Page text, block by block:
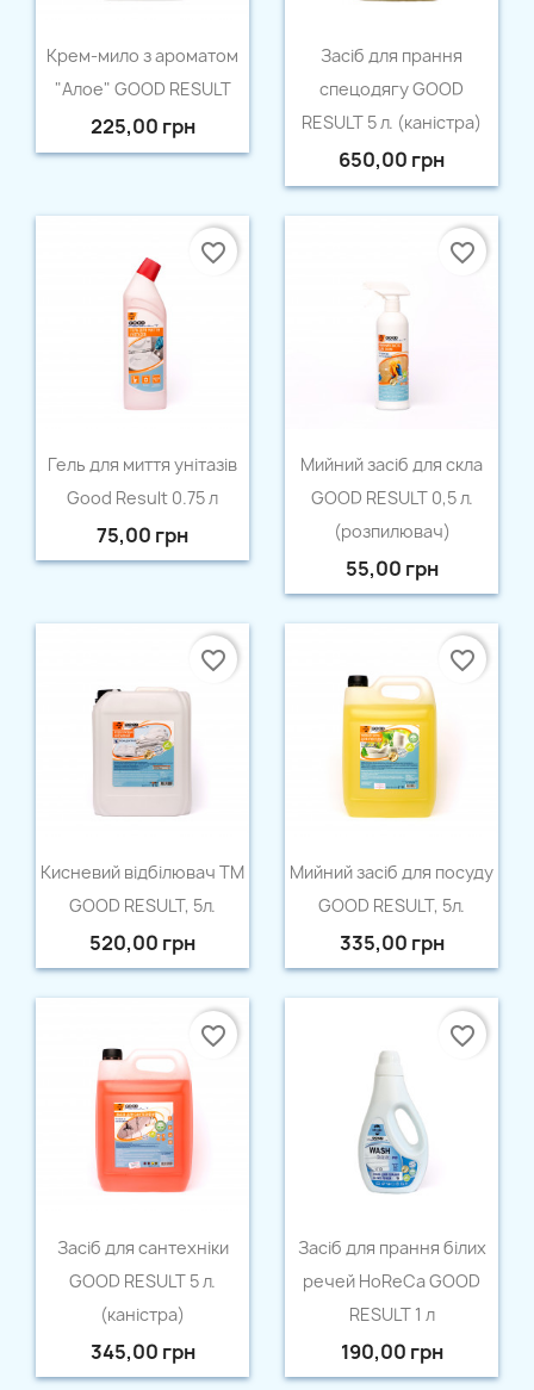

Крем-мило з ароматом
"Алое" GOOD RESULT
225,00 грн
Швидкий перегляд
Засіб для прання
спецодягу GOOD
RESULT 5 л. (каністра)
650,00 грн
 Швидкий перегляд
Гель для миття унітазів
Good Result 0.75 л
75,00 грн
favorite_border
 Швидкий перегляд
Мийний засіб для скла
GOOD RESULT 0,5 л.
(розпилювач)
55,00 грн
favorite_border
 Швидкий перегляд
Кисневий відбілювач ТМ
GOOD RESULT, 5л.
520,00 грн
favorite_border
Швидкий перегляд
Мийний засіб для посуду
GOOD RESULT, 5л.
335,00 грн
favorite_border
Швидкий перегляд
Засіб для сантехніки
GOOD RESULT 5 л.
(каністра)
345,00 грн
favorite_border
 Швидкий перегляд
Засіб для прання білих
речей HoReCa GOOD
RESULT 1 л
190,00 грн
favorite_border